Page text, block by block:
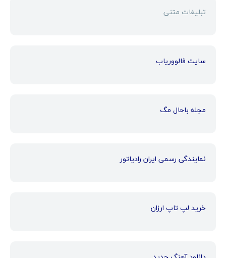
تبلیغات متنی
سایت فالووریاب
مجله باحال مگ
نمایندگی رسمی ایران رادیاتور
خرید لپ تاپ ارزان